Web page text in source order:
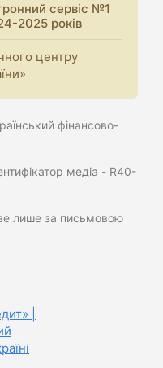
сервіс №1
2025 років
центру
фінансово-
медіа - R40-
лише за письмовою